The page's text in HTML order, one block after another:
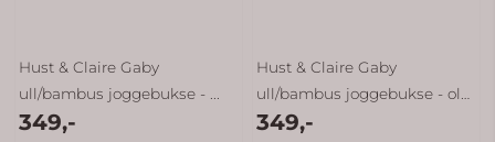
Hust & Claire Gaby
ull/bambus joggebukse - ...
349,-
Hust & Claire Gaby
ull/bambus joggebukse - old
...
349,-